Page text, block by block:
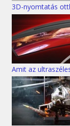
3D-nyomtatás
Amit az